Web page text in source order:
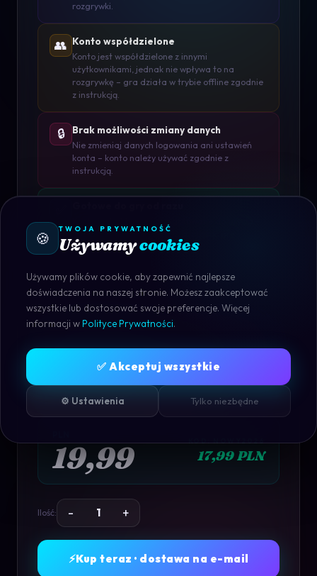
rozgrywki.
👥 Konto współdzielone
Konto jest współdzielone z innymi
użytkownikami, jednak nie wpływa to na
rozgrywkę – gra działa w trybie offline zgodnie
z instrukcją.
🔒 Brak możliwości zmiany danych
Nie zmieniaj danych logowania ani ustawień
konta – konto należy używać zgodnie z
instrukcją.
wystarczy się zalogować i rozpocząć grę.
STEAM · DOSTĘPNY
FORZA HORIZON 6
PREMIUM EDITION
· STEAM
19,99 17,99 PLN
Ilość: - +
⚡Kup teraz · dostawa na e-mail
🍪
TWOJA PRYWATNOŚĆ
Używamycookies
Używamy plików cookie, aby zapewnić najlepsze
doświadczenia na naszej stronie. Możesz zaakceptować
wszystkie lub dostosować swoje preferencje. Więcej
informacji w Polityce Prywatności.
✅ Akceptuj wszystkie
⚙️ Ustawienia Tylko niezbędne